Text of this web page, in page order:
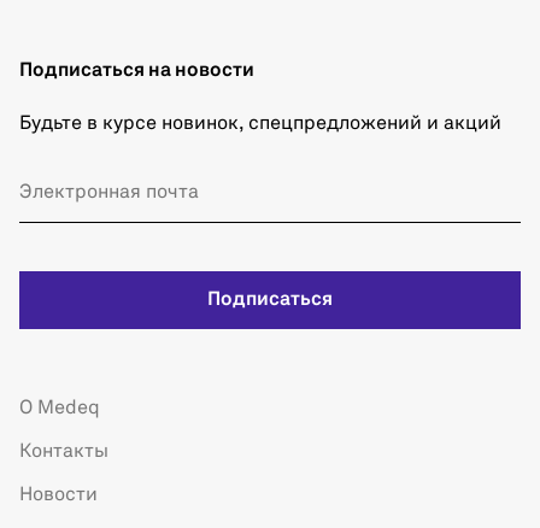
Подписаться на новости
Будьте в курсе новинок, спецпредложений и акций
Подписаться
О Medeq
Контакты
Новости